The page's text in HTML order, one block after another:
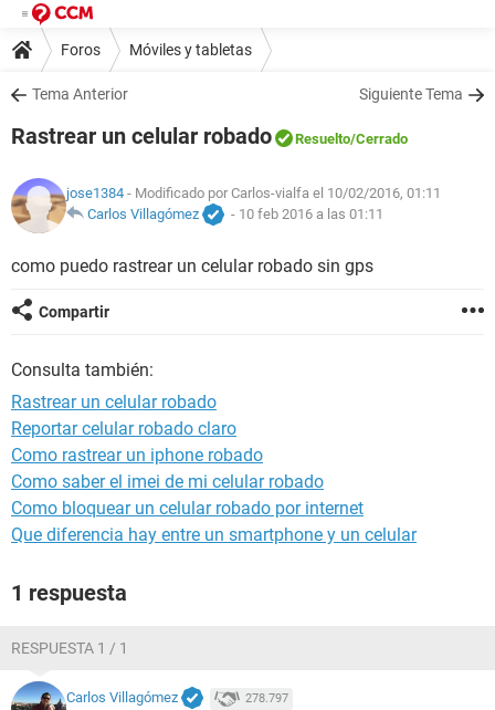
Foros Móviles y tabletas
Tema Anterior Siguiente Tema
Rastrear un celular robado Resuelto/Cerrado
jose1384 - Modificado por Carlos-vialfa el 10/02/2016, 01:11
Carlos Villagómez
- 10 feb 2016 a las 01:11
como puedo rastrear un celular robado sin gps
Compartir
Consulta también:
Rastrear un celular robado
Reportar celular robado claro
Como rastrear un iphone robado
Como saber el imei de mi celular robado
Como bloquear un celular robado por internet
Que diferencia hay entre un smartphone y un celular
1 respuesta
RESPUESTA 1 / 1
Carlos Villagómez 278.797